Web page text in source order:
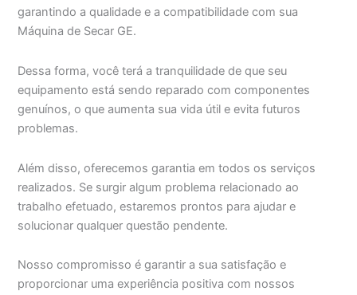
garantindo a qualidade e a compatibilidade com sua
Máquina de Secar GE.
Dessa forma, você terá a tranquilidade de que seu
equipamento está sendo reparado com componentes
genuínos, o que aumenta sua vida útil e evita futuros
problemas.
Além disso, oferecemos garantia em todos os serviços
realizados. Se surgir algum problema relacionado ao
trabalho efetuado, estaremos prontos para ajudar e
solucionar qualquer questão pendente.
Nosso compromisso é garantir a sua satisfação e
proporcionar uma experiência positiva com nossos